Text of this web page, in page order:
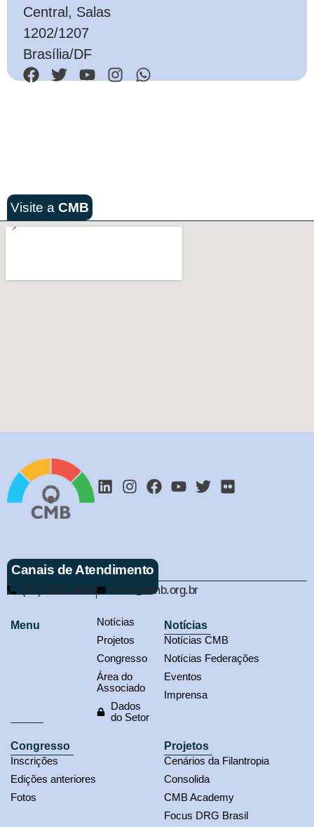
Central, Salas
1202/1207
Brasília/DF
Visite a CMB
Canais de Atendimento
(61) 3321-9563 cmb@cmb.org.br
Menu
Notícias
Projetos
Congresso
Área do
Associado
Dados
do Setor
Notícias
Notícias CMB
Notícias Federações
Eventos
Imprensa
Congresso
Inscrições
Edições anteriores
Fotos
Projetos
Cenários da Filantropia
Consolida
CMB Academy
Focus DRG Brasil